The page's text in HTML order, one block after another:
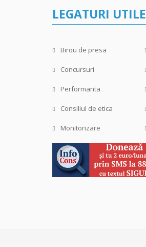
LEGATURI UTILE
Birou de presa
Concursuri
Performanta
Consiliul de etica
Monitorizare